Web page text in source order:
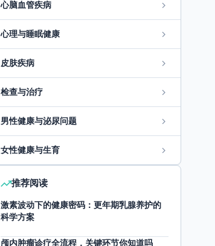
心脑血管疾病
心理与睡眠健康
皮肤疾病
检查与治疗
男性健康与泌尿问题
女性健康与生育
推荐阅读
激素波动下的健康密码：更年期乳腺养护的
科学方案
颅内肿瘤诊疗全流程，关键环节你知道吗